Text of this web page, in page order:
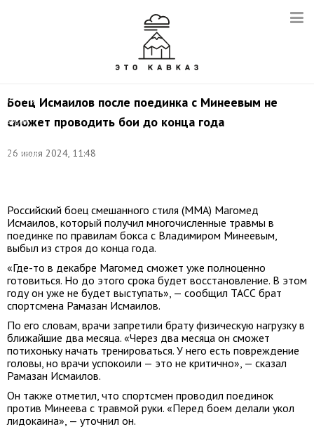
Боец Исмаилов после поединка с Минеевым не
сможет проводить бои до конца года
26 июля 2024, 11:48
(Россия)
во
время
Валерий
Российский боец смешанного стиля (ММА) Магомед
Исмаилов, который получил многочисленные травмы в
поединке по правилам бокса с Владимиром Минеевым,
выбыл из строя до конца года.
«Где-то в декабре Магомед сможет уже полноценно
готовиться. Но до этого срока будет восстановление. В этом
году он уже не будет выступать», — сообщил ТАСС брат
спортсмена Рамазан Исмаилов.
По его словам, врачи запретили брату физическую нагрузку в
ближайшие два месяца. «Через два месяца он сможет
потихоньку начать тренироваться. У него есть повреждение
головы, но врачи успокоили — это не критично», — сказал
Рамазан Исмаилов.
Он также отметил, что спортсмен проводил поединок
против Минеева с травмой руки. «Перед боем делали укол
лидокаина», — уточнил он.